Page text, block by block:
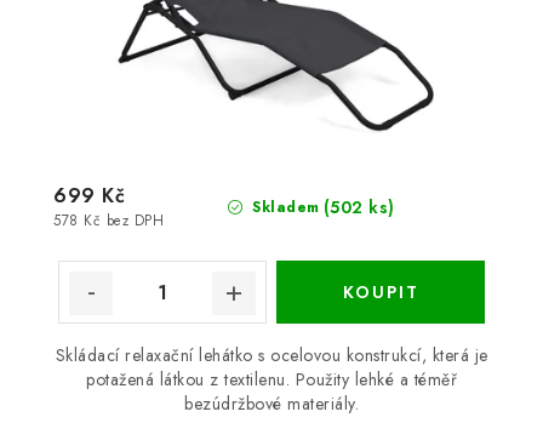
Skladem (502 ks)
578 Kč bez DPH
699 Kč
Skládací relaxační lehátko s ocelovou konstrukcí, která je
potažená látkou z textilenu. Použity lehké a téměř
bezúdržbové materiály.